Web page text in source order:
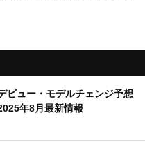
ビュー・モデルチェンジ予想
年8月最新情報